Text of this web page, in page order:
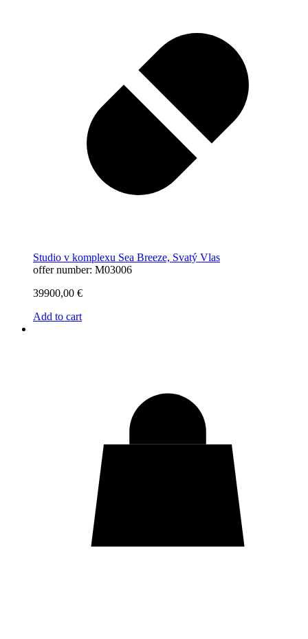
Studio v komplexu Sea Breeze, Svatý Vlas
offer number: M03006
39900,00 €
Add to cart